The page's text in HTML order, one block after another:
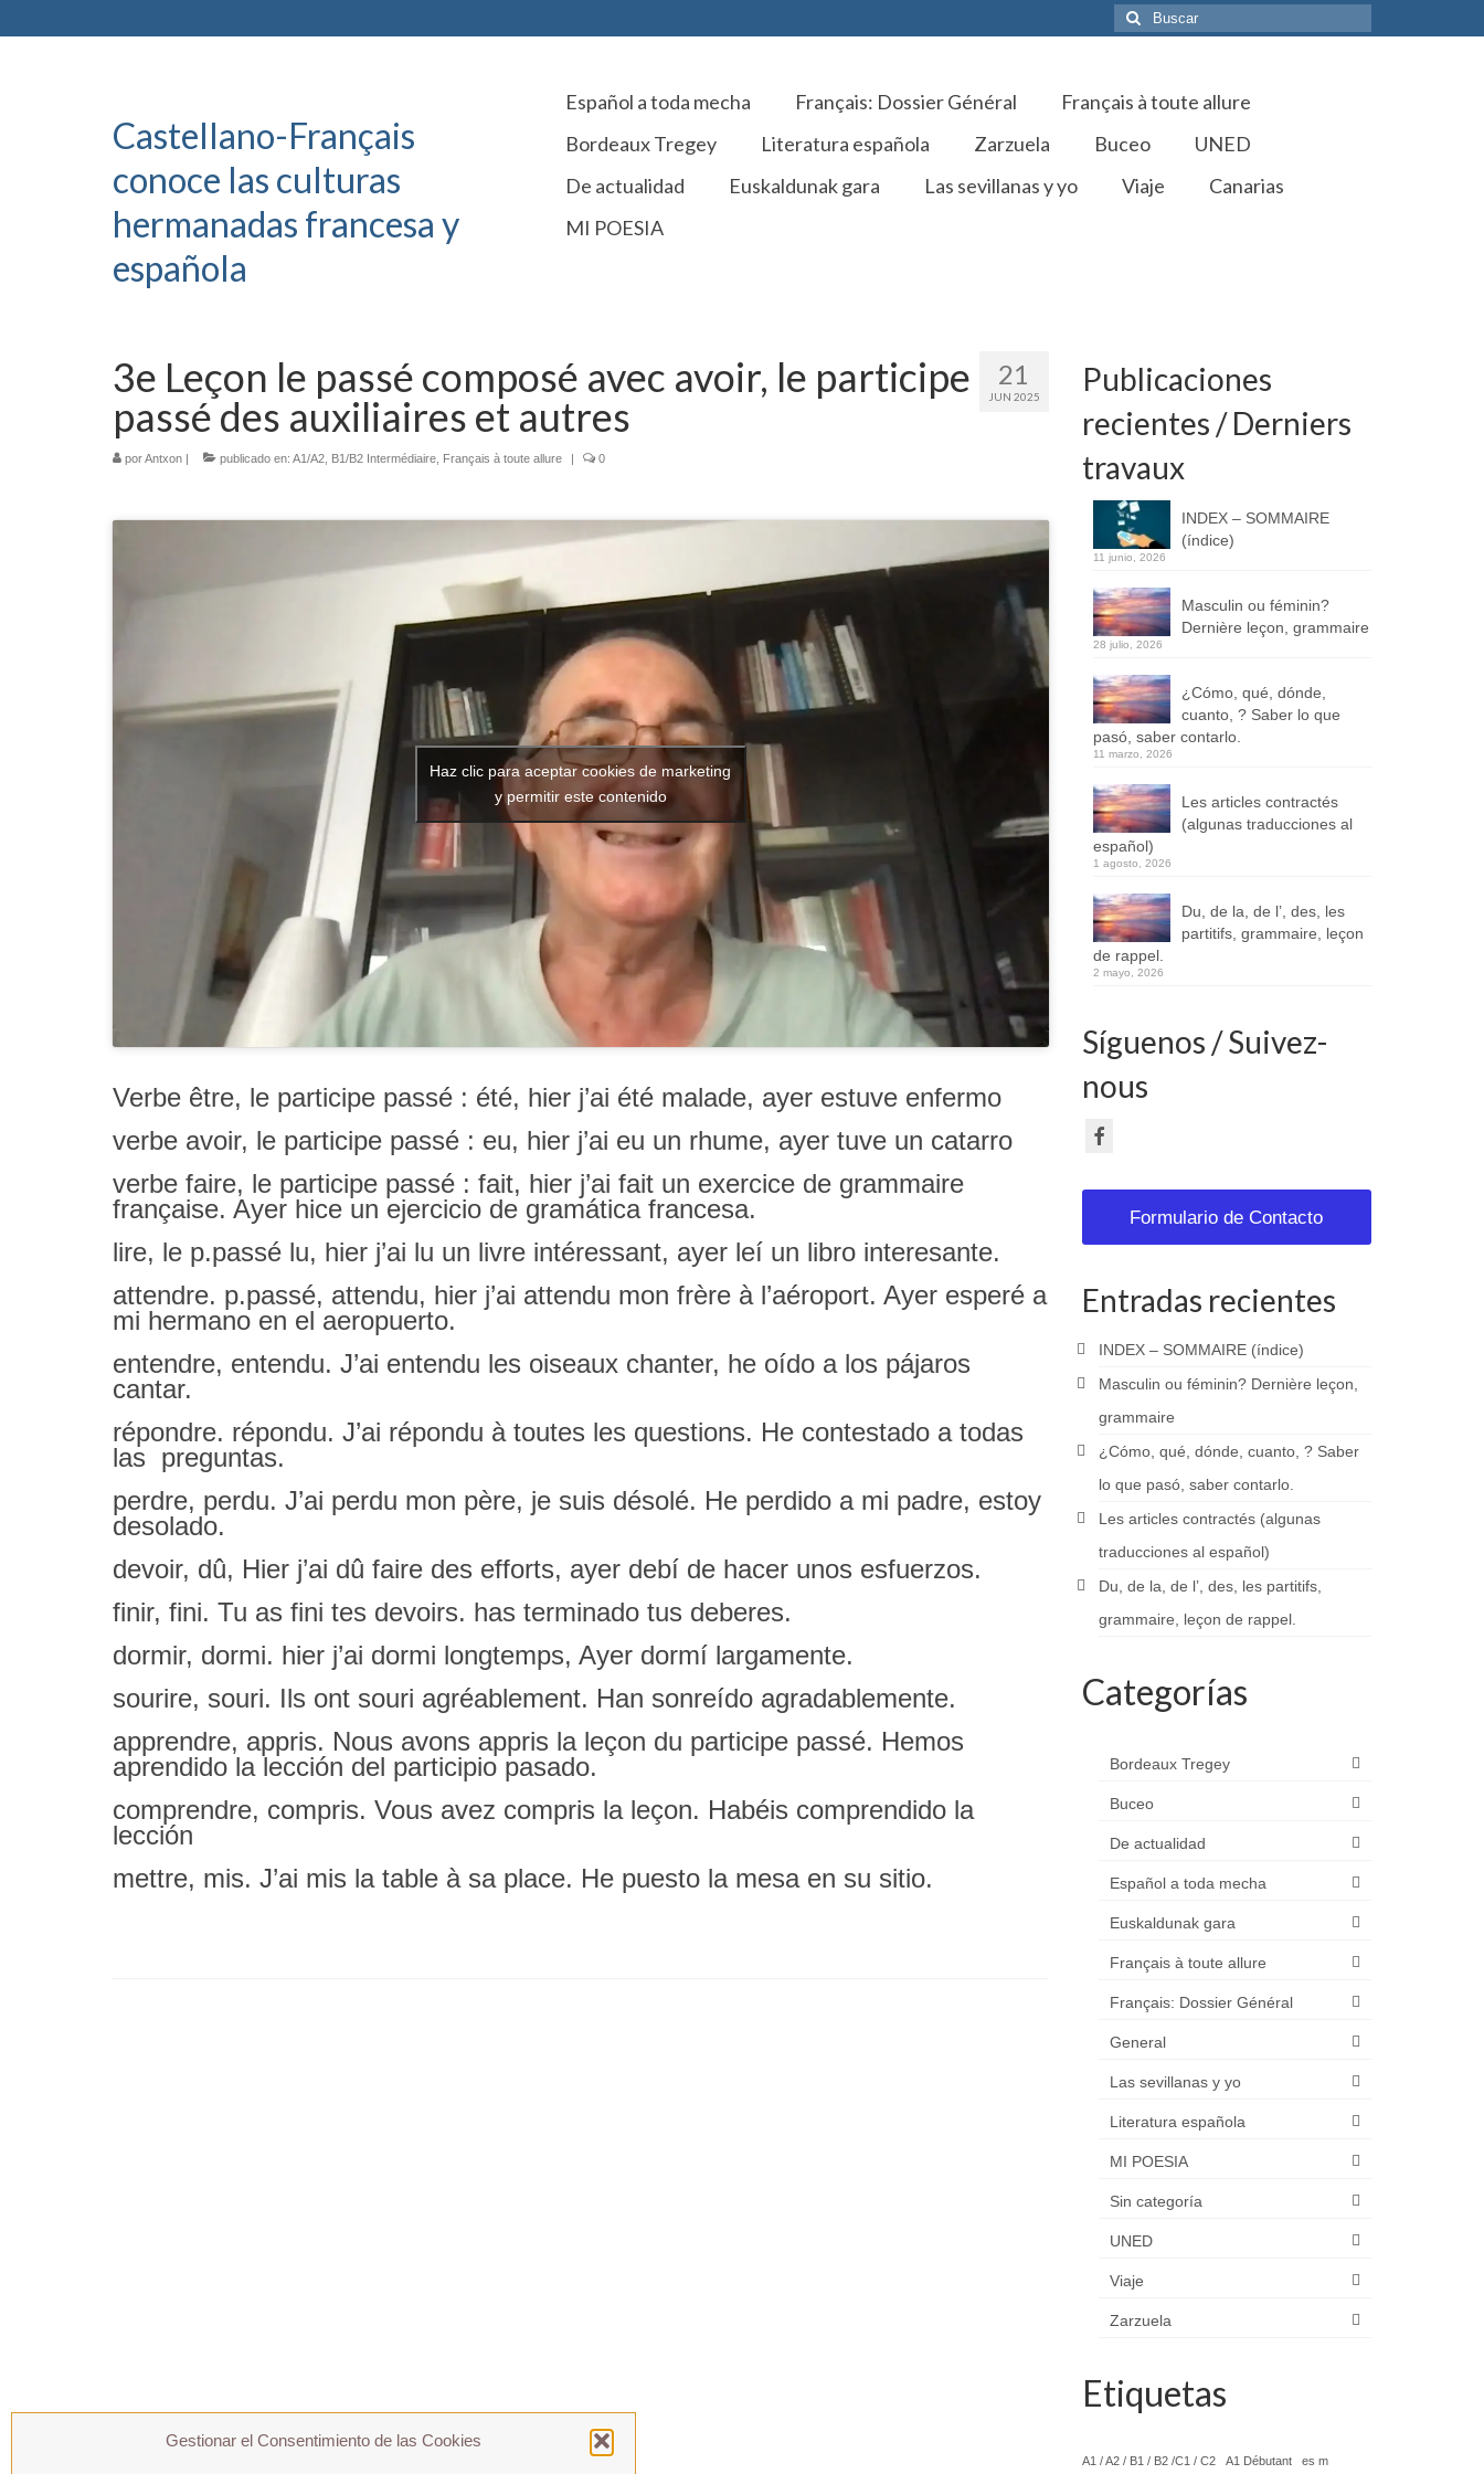
Gestionar el Consentimiento de las Cookies
Buscar
por:
Castellano-Français
conoce las culturas
hermanadas francesa y
española
Español a toda mecha Français: Dossier Général
Français à toute allure
Bordeaux Tregey
Literatura española Zarzuela Buceo
UNED
De actualidad
Euskaldunak gara Las sevillanas y yo Viaje
Canarias
MI POESIA
21
JUN 2025
3e Leçon le passé composé avec avoir, le participe
passé des auxiliaires et autres
porAntxon | publicado en: A1/A2 B1/B2 Intermédiaire Français à toute allure | 0
Haz clic para aceptar cookies de marketing
y permitir este contenido
Verbe être, le participe passé : été, hier j’ai été malade, ayer estuve enfermo
verbe avoir, le participe passé : eu, hier j’ai eu un rhume, ayer tuve un catarro
verbe faire, le participe passé : fait, hier j’ai fait un exercice de grammaire
française. Ayer hice un ejercicio de gramática francesa.
lire, le p.passé lu, hier j’ai lu un livre intéressant, ayer leí un libro interesante.
attendre. p.passé, attendu, hier j’ai attendu mon frère à l’aéroport. Ayer esperé a
mi hermano en el aeropuerto.
entendre, entendu. J’ai entendu les oiseaux chanter, he oído a los pájaros
cantar.
répondre. répondu. J’ai répondu à toutes les questions. He contestado a todas
las preguntas.
perdre, perdu. J’ai perdu mon père, je suis désolé. He perdido a mi padre, estoy
desolado.
devoir, dû, Hier j’ai dû faire des efforts, ayer debí de hacer unos esfuerzos.
finir, fini. Tu as fini tes devoirs. has terminado tus deberes.
dormir, dormi. hier j’ai dormi longtemps, Ayer dormí largamente.
sourire, souri. Ils ont souri agréablement. Han sonreído agradablemente.
apprendre, appris. Nous avons appris la leçon du participe passé. Hemos
aprendido la lección del participio pasado.
comprendre, compris. Vous avez compris la leçon. Habéis comprendido la
lección
mettre, mis. J’ai mis la table à sa place. He puesto la mesa en su sitio.
Publicaciones
recientes / Derniers
travaux
INDEX – SOMMAIRE
(índice)
11 junio, 2026
Masculin ou féminin?
Dernière leçon, grammaire
28 julio, 2026
¿Cómo, qué, dónde,
cuanto, ? Saber lo que
pasó, saber contarlo.
11 marzo, 2026
Les articles contractés
(algunas traducciones al
español)
1 agosto, 2026
Du, de la, de l’, des, les
partitifs, grammaire, leçon
de rappel.
2 mayo, 2026
Síguenos / Suivez-
nous
Formulario de Contacto
Entradas recientes
INDEX – SOMMAIRE (índice)
Masculin ou féminin? Dernière leçon,
grammaire
¿Cómo, qué, dónde, cuanto, ? Saber
lo que pasó, saber contarlo.
Les articles contractés (algunas
traducciones al español)
Du, de la, de l’, des, les partitifs,
grammaire, leçon de rappel.
Categorías
Bordeaux Tregey
Buceo
De actualidad
Español a toda mecha
Euskaldunak gara
Français à toute allure
Français: Dossier Général
General
Las sevillanas y yo
Literatura española
MI POESIA
Sin categoría
UNED
Viaje
Zarzuela
Etiquetas
A1 / A2 / B1 / B2 /C1 / C2 A1 Débutant es m